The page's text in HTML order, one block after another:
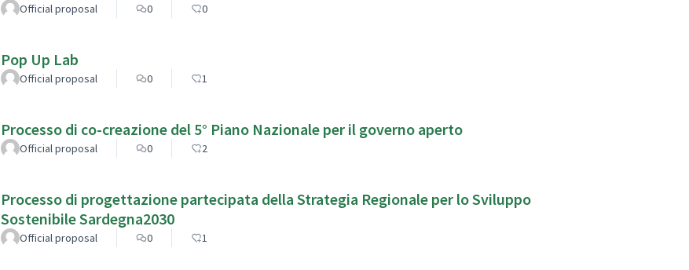
Official proposal 0 0
Pop Up Lab
Official proposal 0 1
Processo di co-creazione del 5° Piano Nazionale per il governo aperto
Official proposal 0 2
Processo di progettazione partecipata della Strategia Regionale per lo Sviluppo
Sostenibile Sardegna2030
Official proposal 0 1